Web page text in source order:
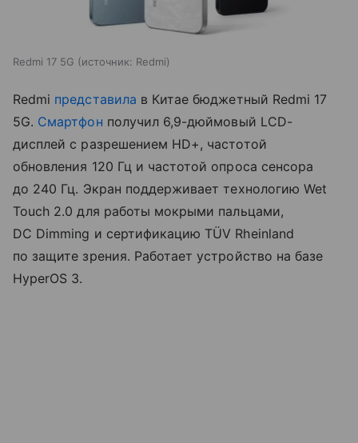
Redmi 17 5G источник: Redmi
Redmi представила в Китае бюджетный Redmi 17
5G. Смартфон получил 6,9-дюймовый LCD-
дисплей с разрешением HD+, частотой
обновления 120 Гц и частотой опроса сенсора
до 240 Гц. Экран поддерживает технологию Wet
Touch 2.0 для работы мокрыми пальцами,
DC Dimming и сертификацию TÜV Rheinland
по защите зрения. Работает устройство на базе
HyperOS 3.